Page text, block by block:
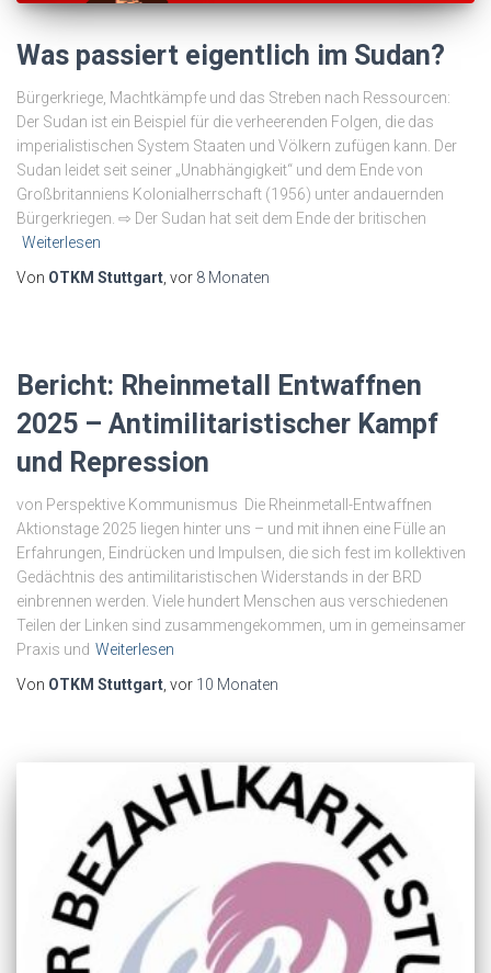
Was passiert eigentlich im Sudan?
Bürgerkriege, Machtkämpfe und das Streben nach Ressourcen:
Der Sudan ist ein Beispiel für die verheerenden Folgen, die das
imperialistischen System Staaten und Völkern zufügen kann. Der
Sudan leidet seit seiner „Unabhängigkeit“ und dem Ende von
Großbritanniens Kolonialherrschaft (1956) unter andauernden
Bürgerkriegen. ⇨ Der Sudan hat seit dem Ende der britischen
Weiterlesen
Von OTKM Stuttgart, vor 8 Monaten
Bericht: Rheinmetall Entwaffnen
2025 – Antimilitaristischer Kampf
und Repression
von Perspektive Kommunismus Die Rheinmetall-Entwaffnen
Aktionstage 2025 liegen hinter uns – und mit ihnen eine Fülle an
Erfahrungen, Eindrücken und Impulsen, die sich fest im kollektiven
Gedächtnis des antimilitaristischen Widerstands in der BRD
einbrennen werden. Viele hundert Menschen aus verschiedenen
Teilen der Linken sind zusammengekommen, um in gemeinsamer
Praxis und Weiterlesen
Von OTKM Stuttgart, vor 10 Monaten